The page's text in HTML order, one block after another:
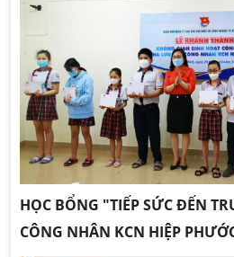
HỌC BỔNG "TIẾP SỨC ĐẾN
CÔNG NHÂN KCN HIỆP